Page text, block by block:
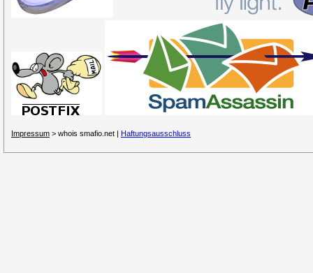
Impressum > whois smafio.net | Haftungsausschluss